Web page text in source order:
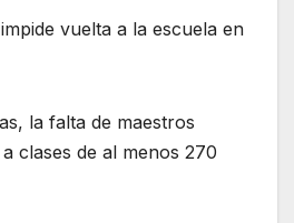
vuelta a la escuela en
la falta de maestros
clases de al menos 270